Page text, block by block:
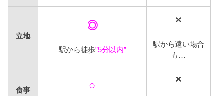
立地
◎
駅から徒歩”5分以内”
×
駅から遠い場合
も…
食事
○ ×